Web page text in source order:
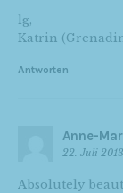
lg,
Katrin
Antworten
Anne-
22. Juli 2013
Absolutely